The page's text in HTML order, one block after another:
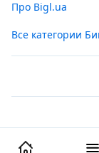
Про Bigl.ua
Все категории